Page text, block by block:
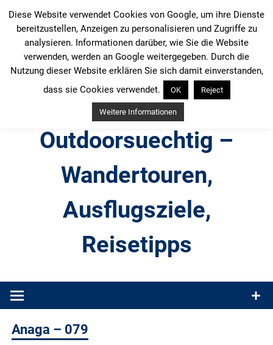
Inhalt
springen
Outdoorsuechtig –
Wandertouren,
Ausflugsziele,
Reisetipps
Produkttests und Buchrezensionen. Ein Blog für alle, die gern
Anaga – 079
Diese Website verwendet Cookies von Google, um ihre Dienste
bereitzustellen, Anzeigen zu personalisieren und Zugriffe zu
analysieren. Informationen darüber, wie Sie die Website
verwenden, werden an Google weitergegeben. Durch die
Nutzung dieser Website erklären Sie sich damit einverstanden,
dass sie Cookies verwendet.
OK Reject
Weitere Informationen